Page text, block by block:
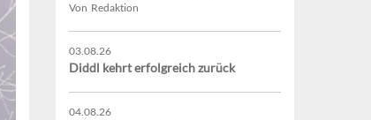
Von Redaktion
03.08.26
Diddl kehrt erfolgreich zurück
04.08.26